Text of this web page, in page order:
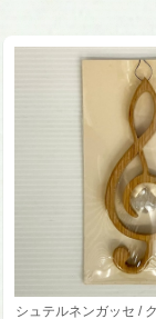
シュテルネンガッセ /